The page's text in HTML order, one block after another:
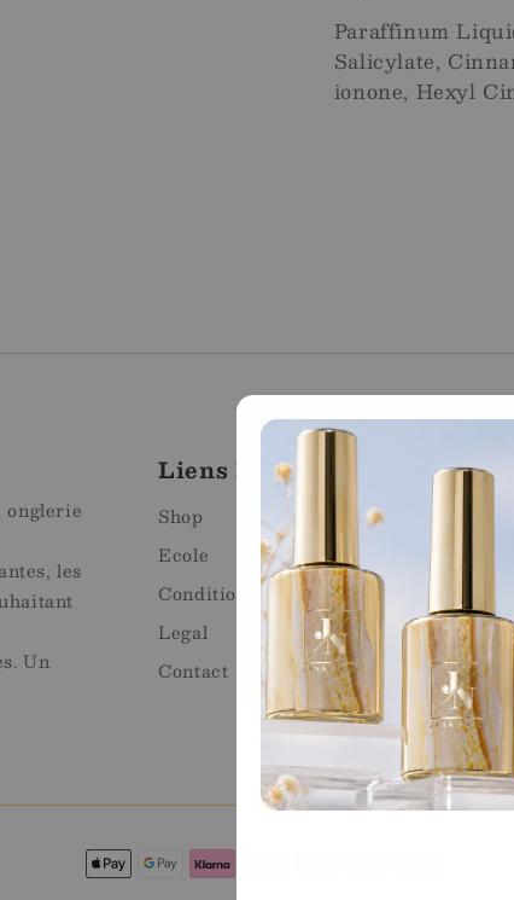
Paraffinum
Salicylate,
ionone, Hexyl
onglerie
les
Un
Liens Rapides
Shop
Ecole
Conditions générales de vente
Legal
Contact
Méthodes